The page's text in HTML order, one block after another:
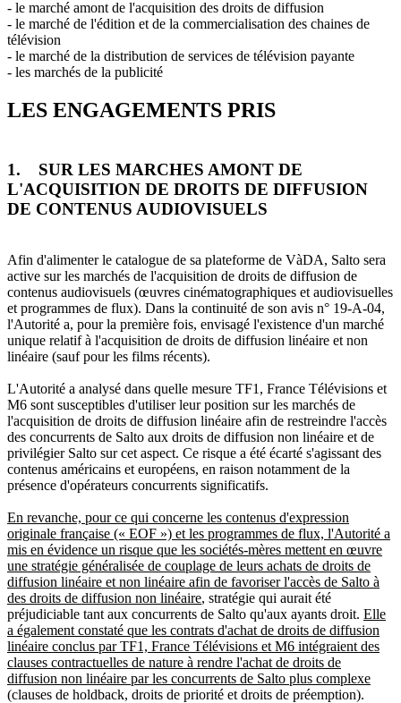
- le marché amont de l'acquisition des droits de diffusion
- le marché de l'édition et de la commercialisation des chaines de
télévision
- le marché de la distribution de services de télévision payante
- les marchés de la publicité
LES ENGAGEMENTS PRIS
1. SUR LES MARCHES AMONT DE
L'ACQUISITION DE DROITS DE DIFFUSION
DE CONTENUS AUDIOVISUELS
Afin d'alimenter le catalogue de sa plateforme de VàDA, Salto sera
active sur les marchés de l'acquisition de droits de diffusion de
contenus audiovisuels (œuvres cinématographiques et audiovisuelles
et programmes de flux). Dans la continuité de son avis n° 19-A-04,
l'Autorité a, pour la première fois, envisagé l'existence d'un marché
unique relatif à l'acquisition de droits de diffusion linéaire et non
linéaire (sauf pour les films récents).
L'Autorité a analysé dans quelle mesure TF1, France Télévisions et
M6 sont susceptibles d'utiliser leur position sur les marchés de
l'acquisition de droits de diffusion linéaire afin de restreindre l'accès
des concurrents de Salto aux droits de diffusion non linéaire et de
privilégier Salto sur cet aspect. Ce risque a été écarté s'agissant des
contenus américains et européens, en raison notamment de la
présence d'opérateurs concurrents significatifs.
En revanche, pour ce qui concerne les contenus d'expression
originale française (« EOF ») et les programmes de flux, l'Autorité a
mis en évidence un risque que les sociétés-mères mettent en œuvre
une stratégie généralisée de couplage de leurs achats de droits de
diffusion linéaire et non linéaire afin de favoriser l'accès de Salto à
des droits de diffusion non linéaire, stratégie qui aurait été
préjudiciable tant aux concurrents de Salto qu'aux ayants droit. Elle
a également constaté que les contrats d'achat de droits de diffusion
linéaire conclus par TF1, France Télévisions et M6 intégraient des
clauses contractuelles de nature à rendre l'achat de droits de
diffusion non linéaire par les concurrents de Salto plus complexe
(clauses de holdback, droits de priorité et droits de préemption).